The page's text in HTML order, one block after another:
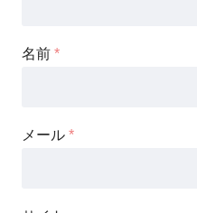
名前 *
メール *